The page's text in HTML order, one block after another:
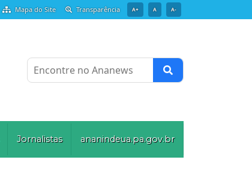
Mapa do Site Transparência A+ A A-
Encontre no Ananews
Jornalistas ananindeua.pa.gov.br